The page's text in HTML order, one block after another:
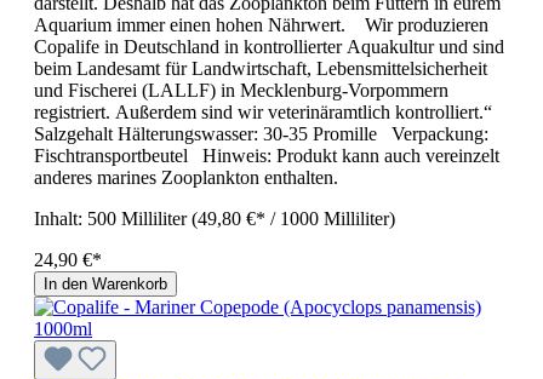
Aquarium immer einen hohen Nährwert. Wir produzieren
Copalife in Deutschland in kontrollierter Aquakultur und sind
beim Landesamt für Landwirtschaft, Lebensmittelsicherheit
und Fischerei (LALLF) in Mecklenburg-Vorpommern
registriert. Außerdem sind wir veterinäramtlich kontrolliert.“
Salzgehalt Hälterungswasser: 30-35 Promille Verpackung:
Fischtransportbeutel Hinweis: Produkt kann auch vereinzelt
anderes marines Zooplankton enthalten.
Inhalt: 500 Milliliter(49,80 €* / 1000 Milliliter)
24,90 €*
In den Warenkorb